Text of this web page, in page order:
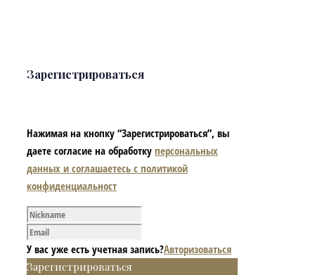
Зарегистрироваться
Нажимая на кнопку “Зарегистрироваться”, вы
даете согласие на обработку персональных
данных и соглашаетесь с политикой
конфиденциальност
У вас уже есть учетная запись?Авторизоваться
Зарегистрироваться